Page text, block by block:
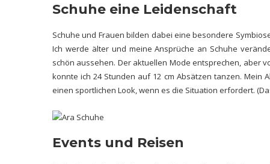
Schuhe eine Leidenschaft
Schuhe und Frauen bilden dabei eine besondere
Ich werde älter und meine Ansprüche an Schuhe
schön aussehen. Der aktuellen Mode entsprechen, aber
konnte ich 24 Stunden auf 12 cm Absätzen tanzen.
einen sportlichen Look, wenn es die Situation erfordert. (
Events und Reisen